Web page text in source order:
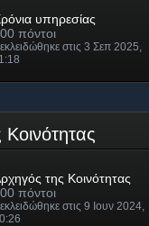
υπηρεσίας
πόντοι
στις 3 Σεπ 2025,
της Κοινότητας
πόντοι
στις 9 Ιουν 2024,